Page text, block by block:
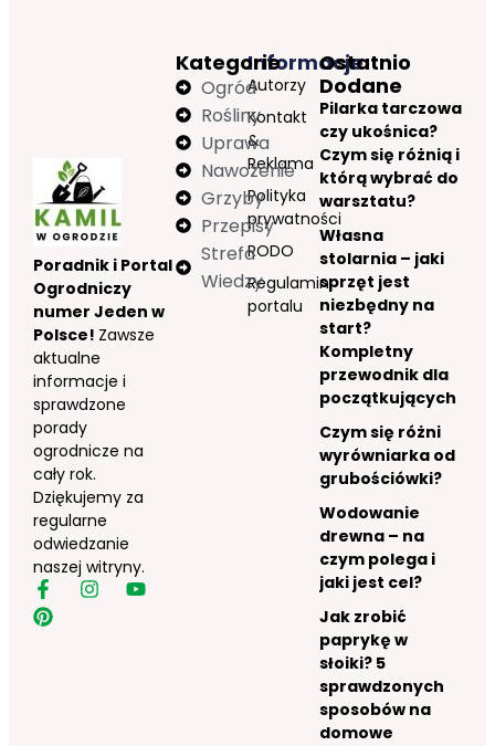
Poradnik i Portal
Ogrodniczy
numer Jeden w
Polsce! Zawsze
aktualne
informacje i
sprawdzone
porady
ogrodnicze na
cały rok.
Dziękujemy za
regularne
odwiedzanie
naszej witryny.
Informacje
Autorzy
Kontakt
&
Reklama
Polityka
prywatności
RODO
Regulamin
portalu
Kategorie
Ogród
Rośliny
Uprawa
Nawożenie
Grzyby
Przepisy
Strefa
Wiedzy
Ostatnio
Dodane
Pilarka tarczowa
czy ukośnica?
Czym się różnią i
którą wybrać do
warsztatu?
Własna
stolarnia – jaki
sprzęt jest
niezbędny na
start?
Kompletny
przewodnik dla
początkujących
Czym się różni
wyrówniarka od
grubościówki?
Wodowanie
drewna – na
czym polega i
jaki jest cel?
Jak zrobić
paprykę w
słoiki? 5
sprawdzonych
sposobów na
domowe